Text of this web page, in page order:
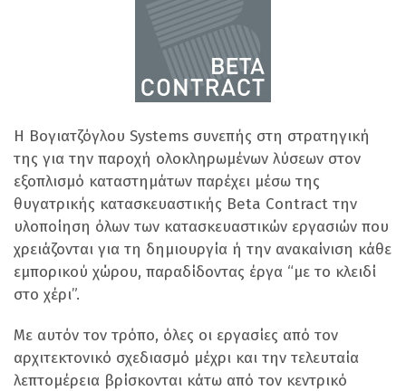
Η Βογιατζόγλου Systems συνεπής στη στρατηγική
της για την παροχή ολοκληρωμένων λύσεων στον
εξοπλισμό καταστημάτων παρέχει μέσω της
θυγατρικής κατασκευαστικής Beta Contract την
υλοποίηση όλων των κατασκευαστικών εργασιών που
χρειάζονται για τη δημιουργία ή την ανακαίνιση κάθε
εμπορικού χώρου, παραδίδοντας έργα “με το κλειδί
στο χέρι”.
Με αυτόν τον τρόπο, όλες οι εργασίες από τον
αρχιτεκτονικό σχεδιασμό μέχρι και την τελευταία
λεπτομέρεια βρίσκονται κάτω από τον κεντρικό